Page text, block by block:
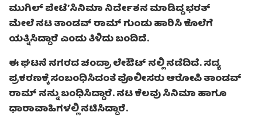
ಮುಗಿಲ್ ಪೇಟೆ’ಸಿನಿಮಾ ನಿರ್ದೇಶನ ಮಾಡಿದ್ದ ಭರತ್
ಮೇಲೆ ನಟ ತಾಂಡವ್ ರಾಮ್ ಗುಂಡು ಹಾರಿಸಿ ಕೊಲೆಗೆ
ಯತ್ನಿಸಿದ್ದಾರೆ ಎಂದು ತಿಳಿದು ಬಂದಿದೆ.
ಈ ಘಟನೆ ನಗರದ ಚಂದ್ರಾ ಲೇಔಟ್ ನಲ್ಲಿ ನಡೆದಿದೆ. ಸದ್ಯ
ಪ್ರಕರಣಕ್ಕೆ ಸಂಬಂಧಿಸಿದಂತೆ ಪೊಲೀಸರು ಆರೋಪಿ ತಾಂಡವ್
ರಾಮ್ ನನ್ನು ಬಂಧಿಸಿದ್ದಾರೆ. ನಟ ಕೆಲವು ಸಿನಿಮಾ ಹಾಗೂ
ಧಾರಾವಾಹಿಗಳಲ್ಲಿ ನಟಿಸಿದ್ದಾರೆ.